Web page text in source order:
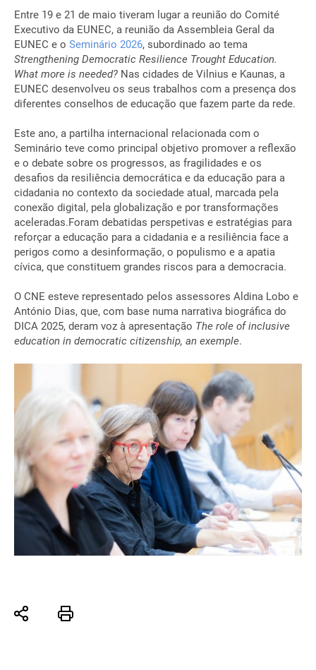
Entre 19 e 21 de maio tiveram lugar a reunião do Comité
Executivo da EUNEC, a reunião da Assembleia Geral da
EUNEC e o Seminário 2026, subordinado ao tema
Strengthening Democratic Resilience Trought Education.
What more is needed? Nas cidades de Vilnius e Kaunas, a
EUNEC desenvolveu os seus trabalhos com a presença dos
diferentes conselhos de educação que fazem parte da rede.
Este ano, a partilha internacional relacionada com o
Seminário teve como principal objetivo promover a reflexão
e o debate sobre os progressos, as fragilidades e os
desafios da resiliência democrática e da educação para a
cidadania no contexto da sociedade atual, marcada pela
conexão digital, pela globalização e por transformações
aceleradas.Foram debatidas perspetivas e estratégias para
reforçar a educação para a cidadania e a resiliência face a
perigos como a desinformação, o populismo e a apatia
cívica, que constituem grandes riscos para a democracia.
O CNE esteve representado pelos assessores Aldina Lobo e
António Dias, que, com base numa narrativa biográfica do
DICA 2025, deram voz à apresentação The role of inclusive
education in democratic citizenship, an exemple.